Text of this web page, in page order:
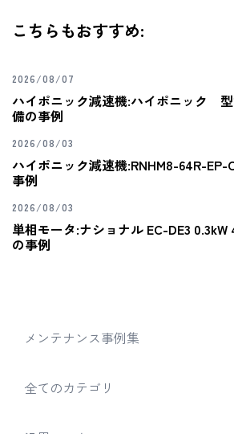
こちらもおすすめ:
2026/08/07
ハイポニック減速機:ハイポニック
備の事例
2026/08/03
ハイポニック減速機:RNHM8-64R-EP-
事例
2026/08/03
単相モータ:ナショナル EC-DE3
の事例
メンテナンス事例集
全てのカテゴリ